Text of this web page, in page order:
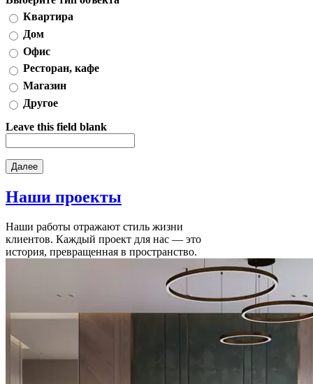
Квартира
Дом
Офис
Ресторан, кафе
Магазин
Другое
Leave this field blank
Наши проекты
Наши работы отражают стиль жизни
клиентов. Каждый проект для нас — это
история, превращенная в пространство.